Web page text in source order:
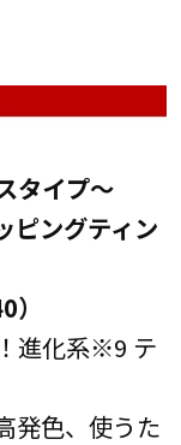
タイプ～
ピングティン
）
進化系※9 テ
発色、使うた